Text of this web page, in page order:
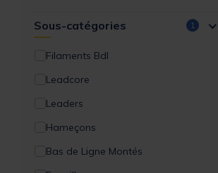
Bagagerie/Rangement
Amorçage/Propulsion
Sous-catégories 1
Filaments Bdl
Leadcore
Leaders
Hameçons
Bas de Ligne Montés